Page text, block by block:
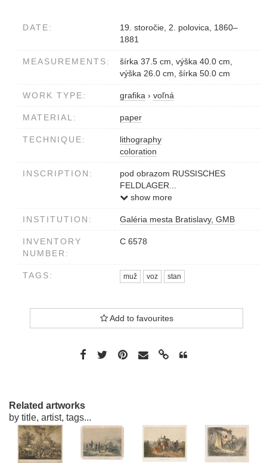
DATE:
19. storočie, 2. polovica, 1860–
1881
MEASUREMENTS:
šírka 37.5 cm, výška 40.0 cm,
výška 26.0 cm, šírka 50.0 cm
WORK TYPE: grafika › voľná
MATERIAL: paper
TECHNIQUE:
lithography
coloration
INSCRIPTION:
pod obrazom RUSSISCHES
FELDLAGER...
vpravo dole Gedr.d.J.Rauh
Comp.u.lith.v.A.Strassgschwandtner
show more
INSTITUTION: Galéria mesta Bratislavy, GMB
INVENTORY
NUMBER:
C 6578
TAGS: muž voz stan
Add to favourites
Related artworks
by title, artist, tags...